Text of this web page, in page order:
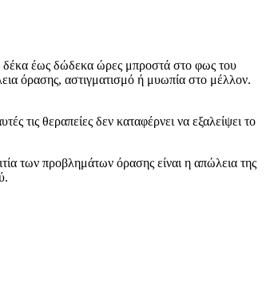
δέκα έως δώδεκα ώρες μπροστά στο φως του
όρασης, αστιγματισμό ή μυωπία στο μέλλον.
τις θεραπείες δεν καταφέρνει να εξαλείψει το
των προβλημάτων όρασης είναι η απώλεια της